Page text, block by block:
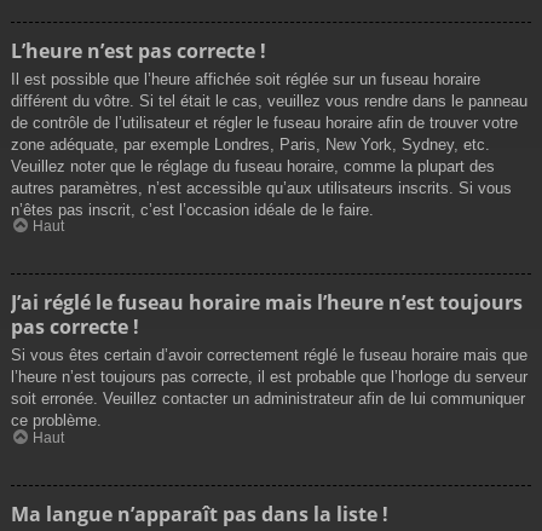
L’heure n’est pas correcte !
Il est possible que l’heure affichée soit réglée sur un fuseau horaire
différent du vôtre. Si tel était le cas, veuillez vous rendre dans le panneau
de contrôle de l’utilisateur et régler le fuseau horaire afin de trouver votre
zone adéquate, par exemple Londres, Paris, New York, Sydney, etc.
Veuillez noter que le réglage du fuseau horaire, comme la plupart des
autres paramètres, n’est accessible qu’aux utilisateurs inscrits. Si vous
n’êtes pas inscrit, c’est l’occasion idéale de le faire.
Haut
J’ai réglé le fuseau horaire mais l’heure n’est toujours
pas correcte !
Si vous êtes certain d’avoir correctement réglé le fuseau horaire mais que
l’heure n’est toujours pas correcte, il est probable que l’horloge du serveur
soit erronée. Veuillez contacter un administrateur afin de lui communiquer
ce problème.
Haut
Ma langue n’apparaît pas dans la liste !